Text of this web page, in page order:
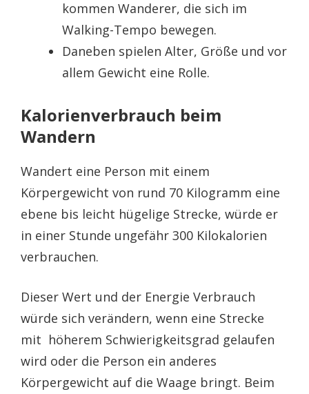
kommen Wanderer, die sich im
Walking-Tempo bewegen.
Daneben spielen Alter, Größe und vor
allem Gewicht eine Rolle.
Kalorienverbrauch beim
Wandern
Wandert eine Person mit einem
Körpergewicht von rund 70 Kilogramm eine
ebene bis leicht hügelige Strecke, würde er
in einer Stunde ungefähr 300 Kilokalorien
verbrauchen.
Dieser Wert und der Energie Verbrauch
würde sich verändern, wenn eine Strecke
mit höherem Schwierigkeitsgrad gelaufen
wird oder die Person ein anderes
Körpergewicht auf die Waage bringt. Beim